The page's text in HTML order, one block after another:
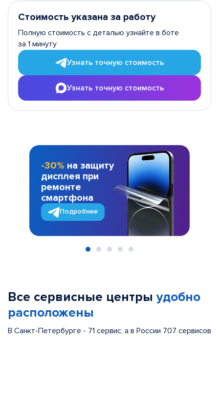
Стоимость указана за работу
Полную стоимость с деталью узнайте в боте
за 1 минуту
Узнать точную стоимость
Узнать точную стоимость
-30% на защиту
дисплея при
ремонте
смартфона
Подробнее
Все сервисные центры удобно
расположены
В Санкт-Петербурге - 71 сервис, а в России 707 сервисов